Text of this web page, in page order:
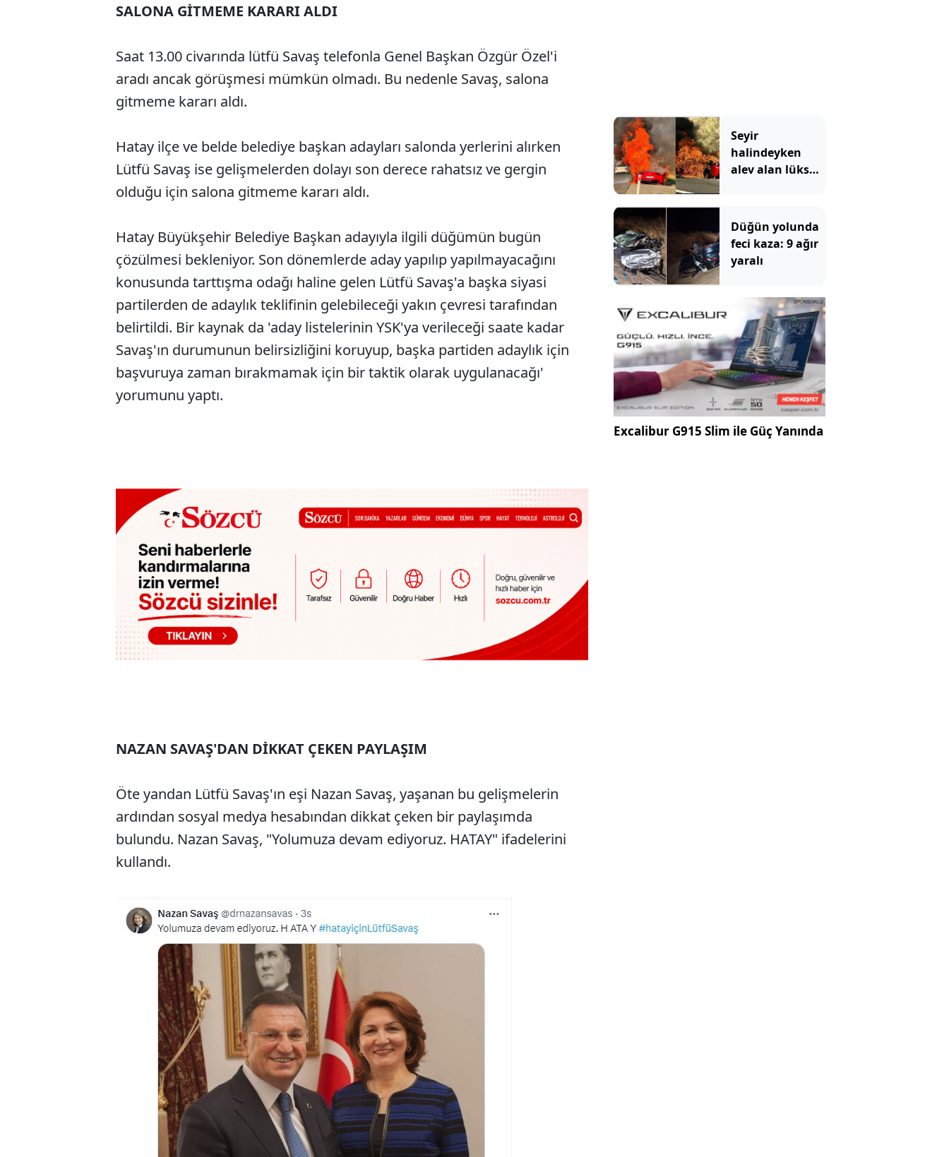
SALONA GİTMEME KARARI ALDI
Saat 13.00 civarında lütfü Savaş telefonla Genel Başkan Özgür Özel'i
aradı ancak görüşmesi mümkün olmadı. Bu nedenle Savaş, salona
gitmeme kararı aldı.
Hatay ilçe ve belde belediye başkan adayları salonda yerlerini alırken
Lütfü Savaş ise gelişmelerden dolayı son derece rahatsız ve gergin
olduğu için salona gitmeme kararı aldı.
Hatay Büyükşehir Belediye Başkan adayıyla ilgili düğümün bugün
çözülmesi bekleniyor. Son dönemlerde aday yapılıp yapılmayacağını
konusunda tarttışma odağı haline gelen Lütfü Savaş'a başka siyasi
partilerden de adaylık teklifinin gelebileceği yakın çevresi tarafından
belirtildi. Bir kaynak da 'aday listelerinin YSK'ya verileceği saate kadar
Savaş'ın durumunun belirsizliğini koruyup, başka partiden adaylık için
başvuruya zaman bırakmamak için bir taktik olarak uygulanacağı'
yorumunu yaptı.
NAZAN SAVAŞ'DAN DİKKAT ÇEKEN PAYLAŞIM
Öte yandan Lütfü Savaş'ın eşi Nazan Savaş, yaşanan bu gelişmelerin
ardından sosyal medya hesabından dikkat çeken bir paylaşımda
bulundu. Nazan Savaş, "Yolumuza devam ediyoruz. HATAY" ifadelerini
kullandı.
Seyir
halindeyken
alev alan lüks
hale geldi
Düğün yolunda
feci kaza: 9 ağır
yaralı
Excalibur G915 Slim ile Güç Yanında